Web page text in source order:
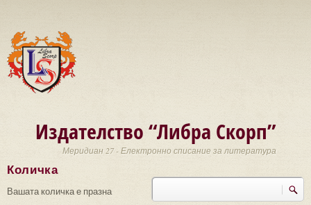
Издателство “Либра Скорп”
Меридиан 27 - Електронно списание за литература
Търси
Количка
Вашата количка е празна